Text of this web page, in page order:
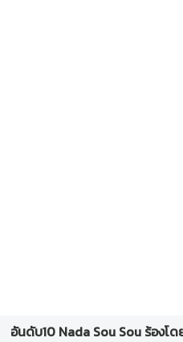
อันดับ10 Nada Sou Sou ร้องโ